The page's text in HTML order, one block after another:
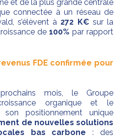
et de la plus grande centrale
connectée à un réseau de
s’élèvent à 272 K€ sur la
de100% par rapport
FDE confirmée pour
mois, le Groupe
organique et le
positionnement unique
de nouvelles solutions
bas carbone: des